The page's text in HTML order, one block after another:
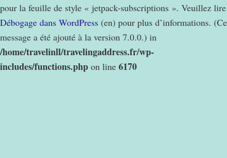
pour la feuille de style « jetpack-subscriptions ». Veuillez lire
Débogage dans WordPress (en) pour plus d’informations. (Ce
message a été ajouté à la version 7.0.0.) in
/home/travelinll/travelingaddress.fr/wp-
includes/functions.php on line 6170